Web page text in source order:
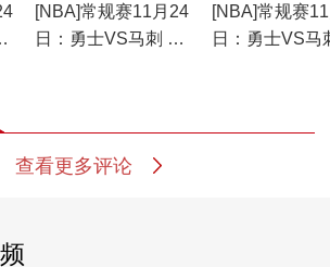
[NBA]常规赛11月24
日：勇士VS马刺 库
[NBA]常规赛
日：勇士VS马
查看更多评论